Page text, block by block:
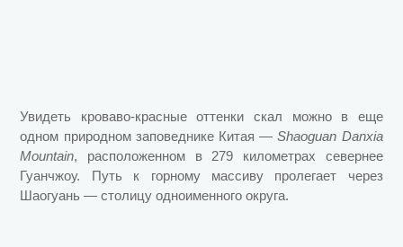
Увидеть кроваво-красные оттенки скал можно в еще
одном природном заповеднике Китая —Shaoguan Danxia
Mountain, расположенном в 279 километрах севернее
Гуанчжоу. Путь к горному массиву пролегает через
Шаогуань — столицу одноименного округа.